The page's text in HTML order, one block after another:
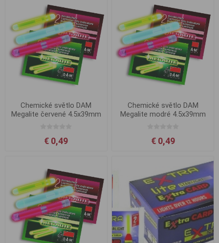
Chemické světlo DAM
Megalite červené 4.5x39mm
€ 0,49
Chemické světlo DAM
Megalite modré 4.5x39mm
€ 0,49